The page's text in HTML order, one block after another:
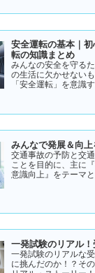
た。結論から言うと
安全運転の基本｜
転の知識まとめ
みんなの安全を守る
の生活に欠かせない
「安全運転」を意識
過ぎや注意力の低下
みんなで発展＆向
交通事故の予防と交
ことを目的に、主に
意識向上』をテーマ
一発試験のリアル
一発試験のリアルな
に挑んだのか！？そ